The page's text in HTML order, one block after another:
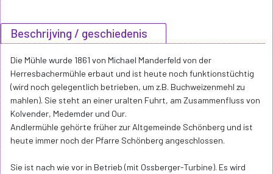
Beschrijving / geschiedenis
Die Mühle wurde 1861 von Michael Manderfeld von der
Herresbachermühle erbaut und ist heute noch funktionstüchtig
(wird noch gelegentlich betrieben, um z.B. Buchweizenmehl zu
mahlen). Sie steht an einer uralten Fuhrt, am Zusammenfluss von
Kolvender, Medemder und Our.
Andlermühle gehörte früher zur Altgemeinde Schönberg und ist
heute immer noch der Pfarre Schönberg angeschlossen.
Sie ist nach wie vor in Betrieb (mit Ossberger-Turbine). Es wird